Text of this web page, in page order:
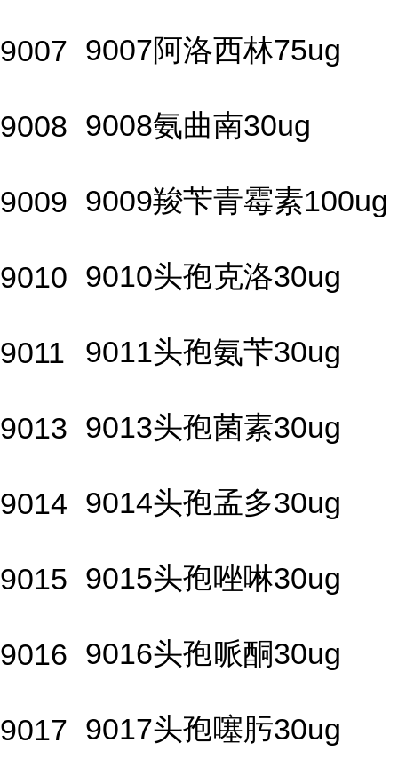
9007 9007阿洛西林75ug
9008 9008氨曲南30ug
9009 9009羧苄青霉素100ug
9010 9010头孢克洛30ug
9011 9011头孢氨苄30ug
9013 9013头孢菌素30ug
9014 9014头孢孟多30ug
9015 9015头孢唑啉30ug
9016 9016头孢哌酮30ug
9017 9017头孢噻肟30ug